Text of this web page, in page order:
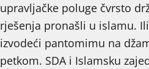
upravljačke poluge čvrsto
rješenja pronašli u islamu.
izvodeći pantomimu na
petkom. SDA i Islamsku